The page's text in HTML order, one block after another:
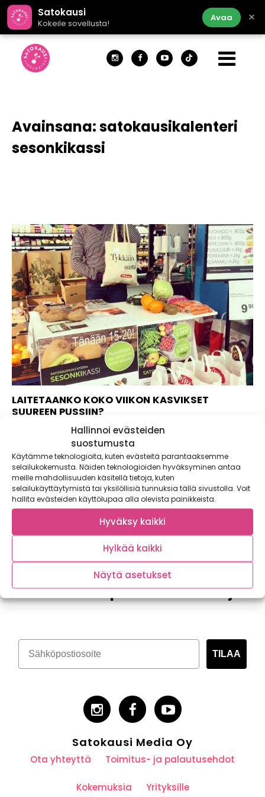
Hallinnoi evästeiden
suostumusta
Käytämme teknologioita, kuten evästeitä parantaaksemme
selailukokemusta. Näiden teknologioiden hyväksyminen antaa
meille mahdollisuuden käsitellä tietoja, kuten
selailukäyttäytymistä tai yksilöllisiä tunnuksia tällä sivustolla. Voit
hallita evästeiden käyttölupaa alla olevista painikkeista.
Hyväksy kaikki
Hylkää kaikki
Näytä asetukset
Satokausi
Kokeile sovellusta!
Avaa ×
Avainsana:satokausikalenteri
sesonkikassi
LAITETAANKO KOKO VIIKON KASVIKSET
SUUREEN PUSSIIN?
Sesonkikassin ideana on tarjota koko viikon kasvikset
kerralla. Toteutimme konseptin kokeilun yhteistyössä K-
Supermarket Postitalon...
Tilaa kasvispitoinen uutiskirje
TILAA
Satokausi Media Oy
Ota yhteyttä Toimitus- ja palautusehdot
Kokemuksia Yrityksille